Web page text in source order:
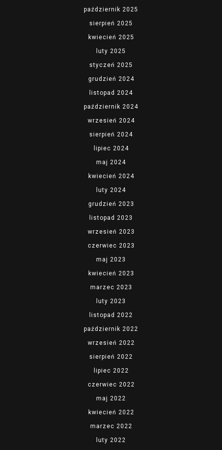
październik 2025
sierpień 2025
kwiecień 2025
luty 2025
styczeń 2025
grudzień 2024
listopad 2024
październik 2024
wrzesień 2024
sierpień 2024
lipiec 2024
maj 2024
kwiecień 2024
luty 2024
grudzień 2023
listopad 2023
wrzesień 2023
czerwiec 2023
maj 2023
kwiecień 2023
marzec 2023
luty 2023
listopad 2022
październik 2022
wrzesień 2022
sierpień 2022
lipiec 2022
czerwiec 2022
maj 2022
kwiecień 2022
marzec 2022
luty 2022